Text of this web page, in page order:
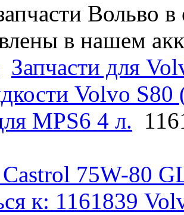
Вольво
в нашем
Запчасти для
Volvo S80
MPS6 4 л.
75W-80
к: 1161839